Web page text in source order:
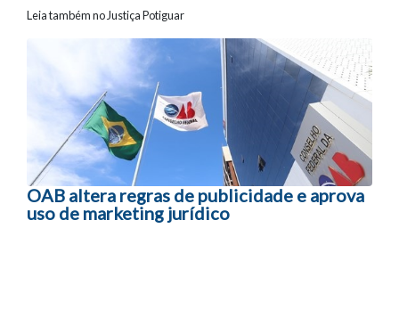
Leia também no Justiça Potiguar
Navegação entre posts
OAB altera regras de publicidade e aprova
uso de marketing jurídico